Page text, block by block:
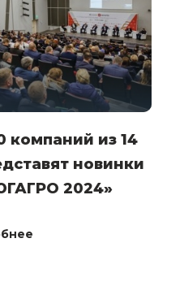
компаний из 14
новинки
2024»